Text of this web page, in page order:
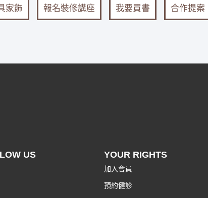
家飾 報名裝修講座 我要買書 合作提案
US YOUR RIGHTS
加入會員
預約健診